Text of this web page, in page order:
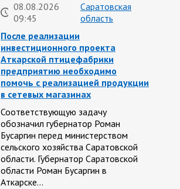
08.08.2026
09:45
Саратовская
область
После реализации
инвестиционного проекта
Аткарской птицефабрики
предприятию необходимо
помочь с реализацией продукции
в сетевых магазинах
Соответствующую задачу
обозначил губернатор Роман
Бусаргин перед министерством
сельского хозяйства Саратовской
области. Губернатор Саратовской
области Роман Бусаргин в
Аткарске…